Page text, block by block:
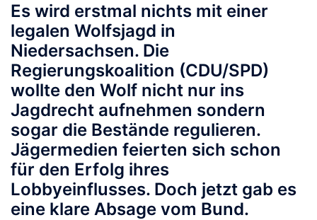
Es wird erstmal nichts mit einer
legalen Wolfsjagd in
Niedersachsen. Die
Regierungskoalition (CDU/SPD)
wollte den Wolf nicht nur ins
Jagdrecht aufnehmen sondern
sogar die Bestände regulieren.
Jägermedien feierten sich schon
für den Erfolg ihres
Lobbyeinflusses. Doch jetzt gab es
eine klare Absage vom Bund.